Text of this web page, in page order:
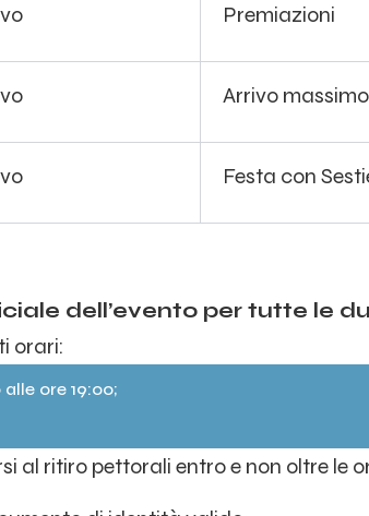
Premiazioni
Arrivo
Festa con
dell’evento per tutte le
orari:
ore 19:00;
ritiro pettorali entro e non oltre le